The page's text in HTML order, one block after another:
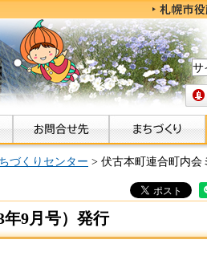
救
づくりセンター > 伏古本町連合町内会
9月号）発行